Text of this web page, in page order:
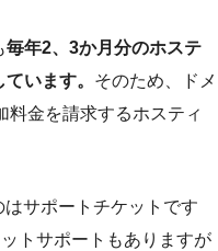
毎年2、3か月分のホステ
います。 そのため、ドメ
金を請求するホスティ
サポートチケットです
トサポートもありますが